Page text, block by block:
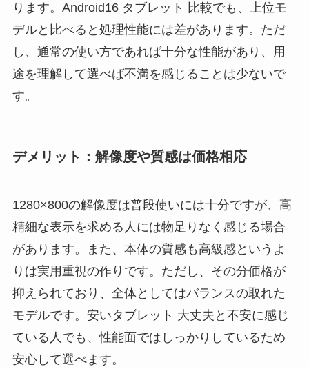
ります。Android16 タブレット 比較でも、上位モ
デルと比べると処理性能には差があります。ただ
し、通常の使い方であれば十分な性能があり、用
途を理解して選べば不満を感じることは少ないで
す。
デメリット：解像度や質感は価格相応
1280×800の解像度は普段使いには十分ですが、高
精細な表示を求める人には物足りなく感じる場合
があります。また、本体の質感も高級感というよ
りは実用重視の作りです。ただし、その分価格が
抑えられており、全体としてはバランスの取れた
モデルです。安いタブレット 大丈夫と不安に感じ
ている人でも、性能面ではしっかりしているため
安心して選べます。